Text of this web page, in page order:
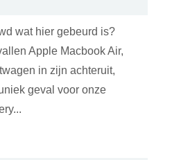
wat hier gebeurd is?
Apple Macbook Air,
in zijn achteruit,
geval voor onze